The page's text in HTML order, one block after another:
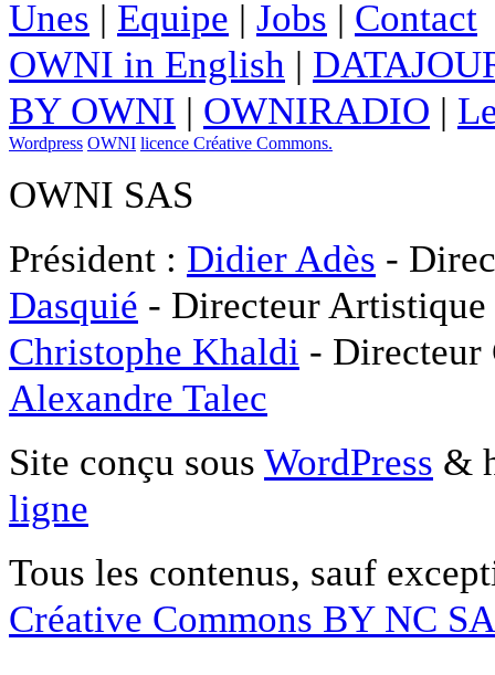
Unes | Equipe | Jobs | Contact
OWNI in English |
BY OWNI | OWNIRADIO |
Wordpress OWNI licence Créative Commons.
OWNI SAS
Président : Didier Adès -
Dasquié - Directeur
Christophe Khaldi -
Alexandre Talec
Site conçu sous WordPress &
ligne
Tous les contenus, sauf
Créative Commons BY NC SA